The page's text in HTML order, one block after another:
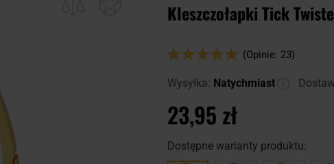
Kleszczołapki Tick
Ocena:
(Opinie: 23)
Wysyłka: Natychmiast
23,95 zł
Dostępne warianty produktu: